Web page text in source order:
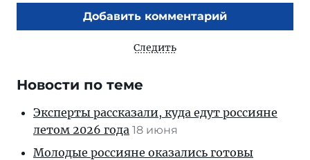
Добавить комментарий
Следить
Новости по теме
Эксперты рассказали, куда едут россияне
летом 2026 года 18 июня
Молодые россияне оказались готовы